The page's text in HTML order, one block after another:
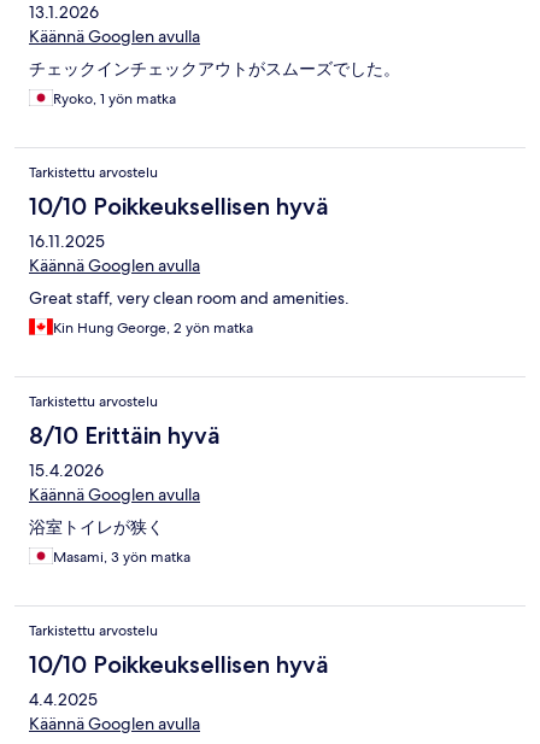
13.1.2026
Käännä Googlen avulla
チェックインチェックアウトがスムーズでした。
Ryoko, 1 yön matka
Tarkistettu arvostelu
10/10 Poikkeuksellisen hyvä
16.11.2025
Käännä Googlen avulla
Great staff, very clean room and amenities.
Kin Hung George, 2 yön matka
Tarkistettu arvostelu
8/10 Erittäin hyvä
15.4.2026
Käännä Googlen avulla
浴室トイレが狭く
Masami, 3 yön matka
Tarkistettu arvostelu
10/10 Poikkeuksellisen hyvä
4.4.2025
Käännä Googlen avulla